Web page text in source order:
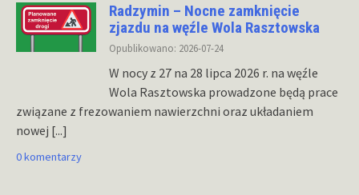
Radzymin – Nocne zamknięcie
zjazdu na węźle Wola Rasztowska
Opublikowano: 2026-07-24
W nocy z 27 na 28 lipca 2026 r. na węźle
Wola Rasztowska prowadzone będą prace
związane z frezowaniem nawierzchni oraz układaniem
nowej [...]
0 komentarzy